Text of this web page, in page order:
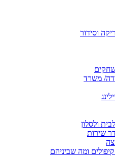
וסידור
משרד
ולסלון
שירות
ומה שביניהם